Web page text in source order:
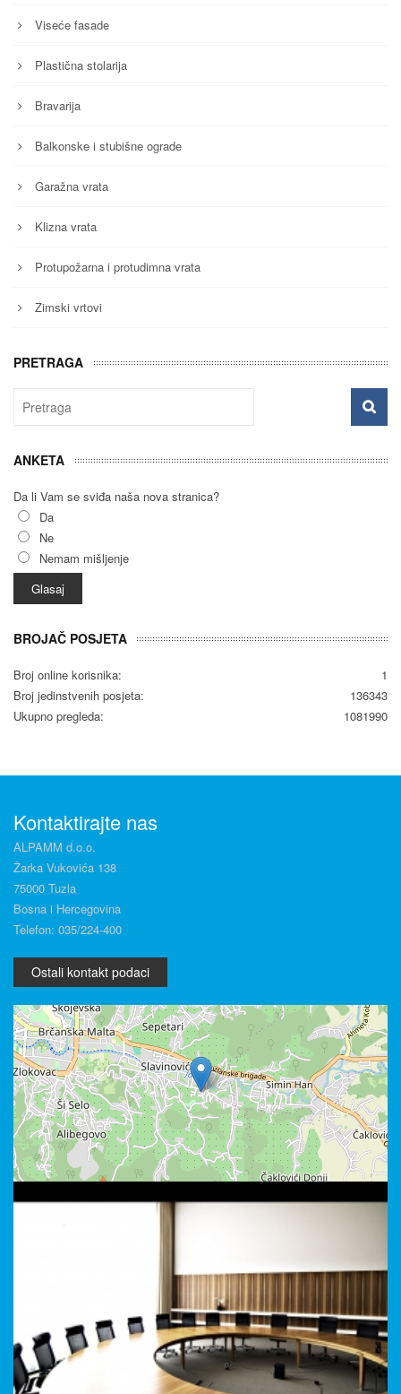
Viseće fasade
Plastična stolarija
Bravarija
Balkonske i stubišne ograde
Garažna vrata
Klizna vrata
Protupožarna i protudimna vrata
Zimski vrtovi
PRETRAGA
ANKETA
Da li Vam se sviđa naša nova stranica?
Da
Ne
Nemam mišljenje
BROJAČ POSJETA
Broj online korisnika:
1
Broj jedinstvenih posjeta:
136343
Ukupno pregleda:
1081990
Kontaktirajte nas
ALPAMM d.o.o.
Žarka Vukovića 138
75000 Tuzla
Bosna i Hercegovina
Telefon: 035/224-400
Ostali kontakt podaci